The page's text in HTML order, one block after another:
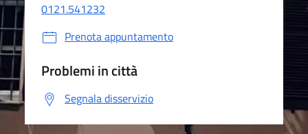
0121.541232
Prenota appuntamento
Problemi in città
Segnala disservizio